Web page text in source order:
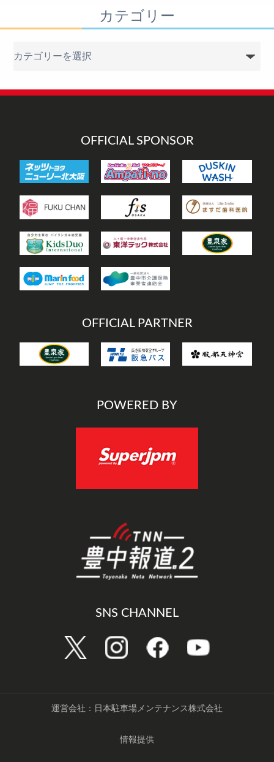
カテゴリー
リ
OFFICIAL SPONSOR
OFFICIAL PARTNER
POWERED BY
SNS CHANNEL
運営会社：日本駐車場メンテナンス株式会社
情報提供